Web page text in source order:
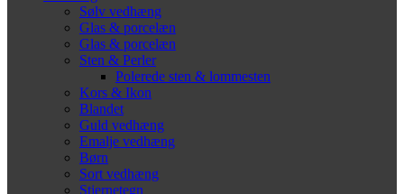
Sølv vedhæng
Glas & porcelæn
Glas & porcelæn
Sten & Perler
Polerede sten & lommesten
Kors & Ikon
Blandet
Guld vedhæng
Emalje vedhæng
Børn
Sort vedhæng
Stjernetegn